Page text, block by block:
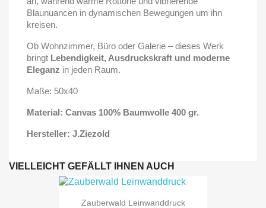
Blaunuancen in dynamischen Bewegungen um ihn
kreisen.
Ob Wohnzimmer, Büro oder Galerie – dieses Werk
bringt Lebendigkeit, Ausdruckskraft und moderne
Eleganz in jeden Raum.
Maße: 50x40
Material: Canvas 100% Baumwolle 400 gr.
Hersteller: J.Ziezold
VIELLEICHT GEFÄLLT IHNEN AUCH
Zauberwald Leinwanddruck